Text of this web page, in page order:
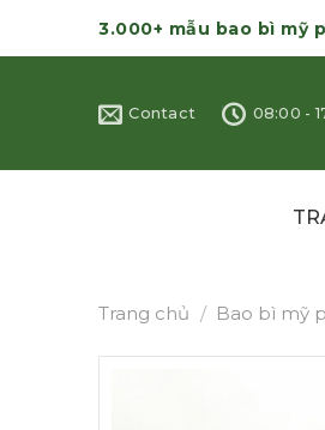
3.000+ mẫu bao bì mỹ
Contact 08:00 -
Trang chủ / Bao bì mỹ